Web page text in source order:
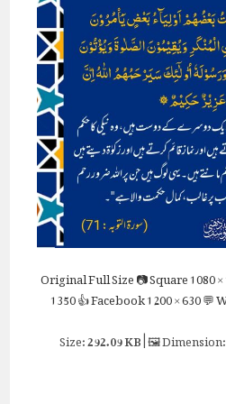
Full Size📷 Square1080
1350👍 Facebook1200 × 630💬
292.09 KB| 🖼 Dimension: